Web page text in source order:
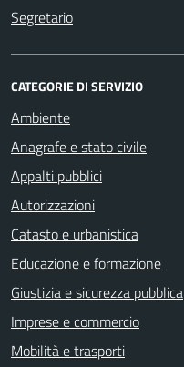
Segretario
CATEGORIE DI SERVIZIO
Ambiente
Anagrafe e stato civile
Appalti pubblici
Autorizzazioni
Catasto e urbanistica
Educazione e formazione
Giustizia e sicurezza pubblica
Imprese e commercio
Mobilità e trasporti